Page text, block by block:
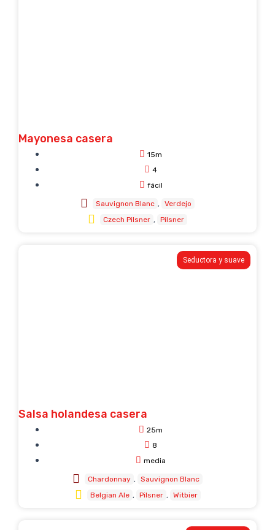
Mayonesa casera
15m
4
fácil
Sauvignon Blanc
Verdejo
Czech Pilsner
Pilsner
Seductora y suave
Salsa holandesa casera
25m
8
media
Chardonnay
Sauvignon Blanc
Belgian Ale
Pilsner Witbier